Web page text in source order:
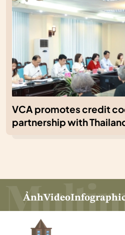
VCA promotes credit
partnership with
ẢnhVideo